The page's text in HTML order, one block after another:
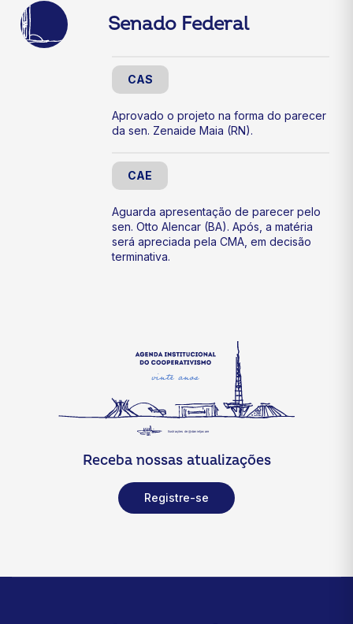
Senado Federal
CAS
Aprovado o projeto na forma do parecer
da sen. Zenaide Maia (RN).
CAE
Aguarda apresentação de parecer pelo
sen. Otto Alencar (BA). Após, a matéria
será apreciada pela CMA, em decisão
terminativa.
Receba nossas atualizações
Registre-se